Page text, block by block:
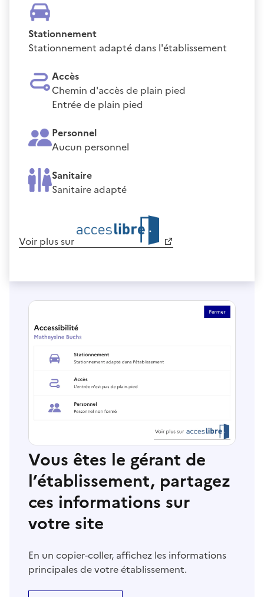
Stationnement
Stationnement adapté dans l'établissement
Accès
Chemin d'accès de plain pied
Entrée de plain pied
Personnel
Aucun personnel
Sanitaire
Sanitaire adapté
Voir plus sur
Vous êtes le gérant de
l’établissement, partagez
ces informations sur
votre site
En un copier-coller, affichez les informations
principales de votre établissement.